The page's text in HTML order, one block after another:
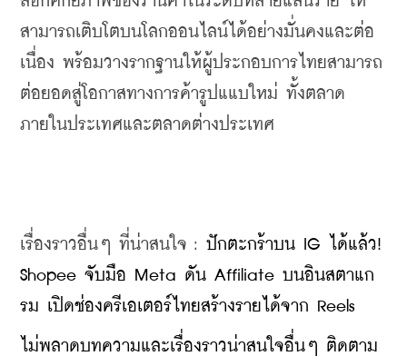
สามารถเติบโตบนโลกออนไลน์ได้อย่างมั่นคงและต่อ
เนื่อง พร้อมวางรากฐานให้ผู้ประกอบการไทยสามารถ
ต่อยอดสู่โอกาสทางการค้ารูปแแบใหม่ ทั้งตลาด
ภายในประเทศและตลาดต่างประเทศ
เรื่องราวอื่นๆ ที่น่าสนใจ : ปักตะกร้าบน IG ได้แล้ว!
Shopee จับมือ Meta ดัน Affiliate บนอินสตาแก
รม เปิดช่องครีเอเตอร์ไทยสร้างรายได้จาก Reels
​ไม่พลาดบทความและเรื่องราวน่าสนใจอื่นๆ ติดตาม